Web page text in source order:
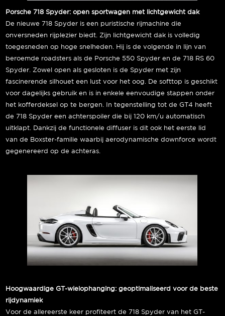
Porsche 718 Spyder: open sportwagen met lichtgewicht dak
De nieuwe 718 Spyder is een puristische rijmachine die
onversneden rijplezier biedt. Zijn lichtgewicht dak is volledig
toegesneden op hoge snelheden. Hij is de volgende in lijn van
beroemde roadsters als de Porsche 550 Spyder en de 718 RS 60
Spyder. Zowel open als gesloten is de Spyder met zijn
fascinerende silhouet een lust voor het oog. De softtop is geschikt
voor dagelijks gebruik en is in enkele eenvoudige stappen onder
het kofferdeksel op te bergen. In tegenstelling tot de GT4 heeft
de 718 Spyder een achterspoiler die bij 120 km/u automatisch
uitklapt. Dankzij de functionele diffuser is dit ook het eerste lid
van de Boxster-familie waarbij aerodynamische downforce wordt
gegenereerd op de achteras.
Hoogwaardige GT-wielophanging: geoptimaliseerd voor de beste
rijdynamiek
Voor de allereerste keer profiteert de 718 Spyder van het GT-